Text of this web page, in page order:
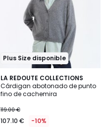
Plus Size disponible
LA REDOUTE COLLECTIONS
Cárdigan abotonado de punto
fino de cachemira
119.00 €
107.10 € -10%
4,3
/ 5
3
Colores